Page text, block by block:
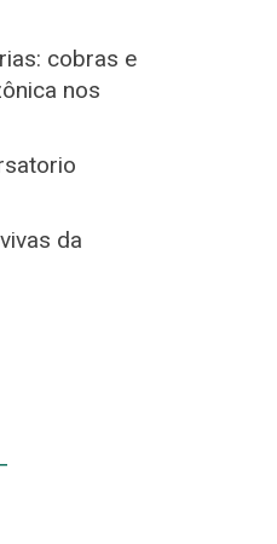
cobras e
nos
da